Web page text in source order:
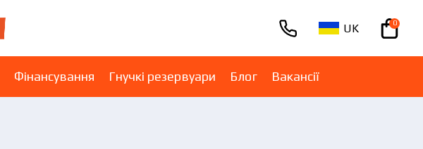
+380670001005
UK 0
Фінансування Гнучкі резервуари Блог Вакансії